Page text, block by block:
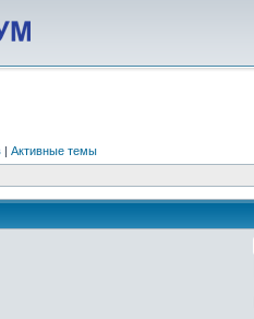
| Активные темы